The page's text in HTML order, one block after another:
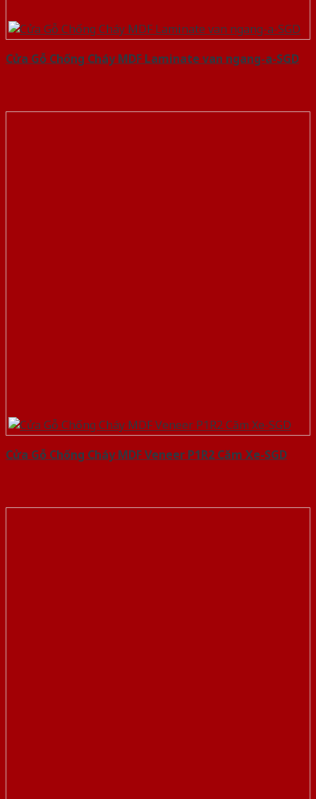
Cửa Gỗ Chống Cháy MDF Laminate van ngang-a-SGD
Cửa Gỗ Chống Cháy MDF Veneer P1R2 Căm Xe-SGD